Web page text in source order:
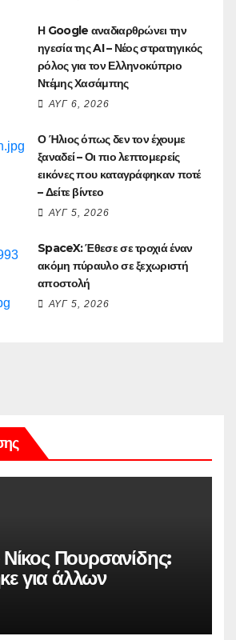
Η Google αναδιαρθρώνει την
ηγεσία της AI – Νέος στρατηγικός
ρόλος για τον Ελληνοκύπριο
Ντέμης Χασάμπης
ΑΥΓ 6, 2026
Ο Ήλιος όπως δεν τον έχουμε
ξαναδεί – Οι πιο λεπτομερείς
εικόνες που καταγράφηκαν ποτέ
– Δείτε βίντεο
ΑΥΓ 5, 2026
SpaceX: Έθεσε σε τροχιά έναν
ακόμη πύραυλο σε ξεχωριστή
αποστολή
ΑΥΓ 5, 2026
Νίκος Πουρσανίδης:
για άλλων
– Η τραγική μοίρα